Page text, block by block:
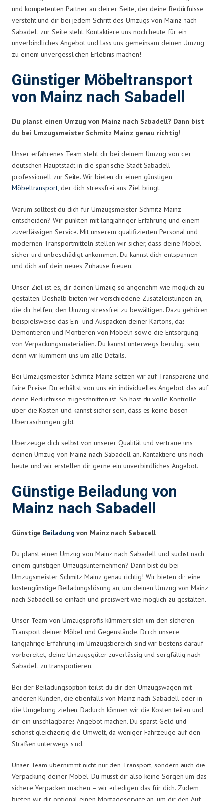
und kompetenten Partner an deiner Seite, der deine Bedürfnisse
versteht und dir bei jedem Schritt des Umzugs von Mainz nach
Sabadell zur Seite steht. Kontaktiere uns noch heute für ein
unverbindliches Angebot und lass uns gemeinsam deinen Umzug
zu einem unvergesslichen Erlebnis machen!
Günstiger Möbeltransport
von Mainz nach Sabadell
Du planst einen Umzug von Mainz nach Sabadell? Dann bist
du bei Umzugsmeister Schmitz Mainz genau richtig!
Unser erfahrenes Team steht dir bei deinem Umzug von der
deutschen Hauptstadt in die spanische Stadt Sabadell
professionell zur Seite. Wir bieten dir einen günstigen
Möbeltransport, der dich stressfrei ans Ziel bringt.
Warum solltest du dich für Umzugsmeister Schmitz Mainz
entscheiden? Wir punkten mit langjähriger Erfahrung und einem
zuverlässigen Service. Mit unserem qualifizierten Personal und
modernen Transportmitteln stellen wir sicher, dass deine Möbel
sicher und unbeschädigt ankommen. Du kannst dich entspannen
und dich auf dein neues Zuhause freuen.
Unser Ziel ist es, dir deinen Umzug so angenehm wie möglich zu
gestalten. Deshalb bieten wir verschiedene Zusatzleistungen an,
die dir helfen, den Umzug stressfrei zu bewältigen. Dazu gehören
beispielsweise das Ein- und Auspacken deiner Kartons, das
Demontieren und Montieren von Möbeln sowie die Entsorgung
von Verpackungsmaterialien. Du kannst unterwegs beruhigt sein,
denn wir kümmern uns um alle Details.
Bei Umzugsmeister Schmitz Mainz setzen wir auf Transparenz und
faire Preise. Du erhältst von uns ein individuelles Angebot, das auf
deine Bedürfnisse zugeschnitten ist. So hast du volle Kontrolle
über die Kosten und kannst sicher sein, dass es keine bösen
Überraschungen gibt.
Überzeuge dich selbst von unserer Qualität und vertraue uns
deinen Umzug von Mainz nach Sabadell an. Kontaktiere uns noch
heute und wir erstellen dir gerne ein unverbindliches Angebot.
Günstige Beiladung von
Mainz nach Sabadell
Günstige Beiladung von Mainz nach Sabadell
Du planst einen Umzug von Mainz nach Sabadell und suchst nach
einem günstigen Umzugsunternehmen? Dann bist du bei
Umzugsmeister Schmitz Mainz genau richtig! Wir bieten dir eine
kostengünstige Beiladungslösung an, um deinen Umzug von Mainz
nach Sabadell so einfach und preiswert wie möglich zu gestalten.
Unser Team von Umzugsprofis kümmert sich um den sicheren
Transport deiner Möbel und Gegenstände. Durch unsere
langjährige Erfahrung im Umzugsbereich sind wir bestens darauf
vorbereitet, deine Umzugsgüter zuverlässig und sorgfältig nach
Sabadell zu transportieren.
Bei der Beiladungsoption teilst du dir den Umzugswagen mit
anderen Kunden, die ebenfalls von Mainz nach Sabadell oder in
die Umgebung ziehen. Dadurch können wir die Kosten teilen und
dir ein unschlagbares Angebot machen. Du sparst Geld und
schonst gleichzeitig die Umwelt, da weniger Fahrzeuge auf den
Straßen unterwegs sind.
Unser Team übernimmt nicht nur den Transport, sondern auch die
Verpackung deiner Möbel. Du musst dir also keine Sorgen um das
sichere Verpacken machen – wir erledigen das für dich. Zudem
bieten wir dir optional einen Montageservice an, um dir den Auf-